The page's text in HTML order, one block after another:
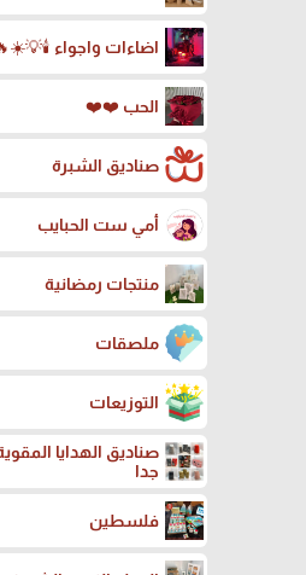
اضاءات واجواء
الحب ❤️❤️
صناديق الشبرة
أمي ست الحبايب
منتجات رمضانية
ملصقات
التوزيعات
صناديق الهدايا
جدا
فلسطين